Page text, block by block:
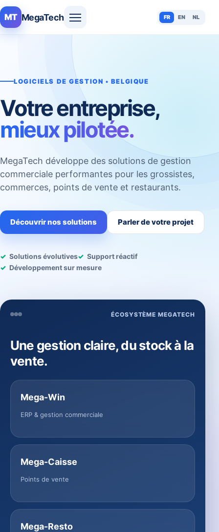
MT MegaTech FR EN NL
LOGICIELS DE GESTION • BELGIQUE
Votre entreprise,
mieux pilotée.
MegaTech développe des solutions de gestion
commerciale performantes pour les grossistes,
commerces, points de vente et restaurants.
Découvrir nos solutions Parler de votre projet
Solutions évolutives
Support réactif
Développement sur mesure
ÉCOSYSTÈME MEGATECH
Une gestion claire, du stock à la
vente.
Mega-Win
ERP & gestion commerciale
Mega-Caisse
Points de vente
Mega-Resto